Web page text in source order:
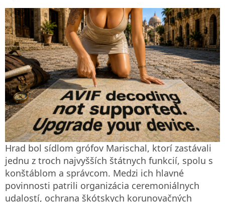
Hrad bol sídlom grófov Marischal, ktorí zastávali
jednu z troch najvyšších štátnych funkcií, spolu s
konštáblom a správcom. Medzi ich hlavné
povinnosti patrili organizácia ceremoniálnych
udalostí, ochrana škótskych korunovačných